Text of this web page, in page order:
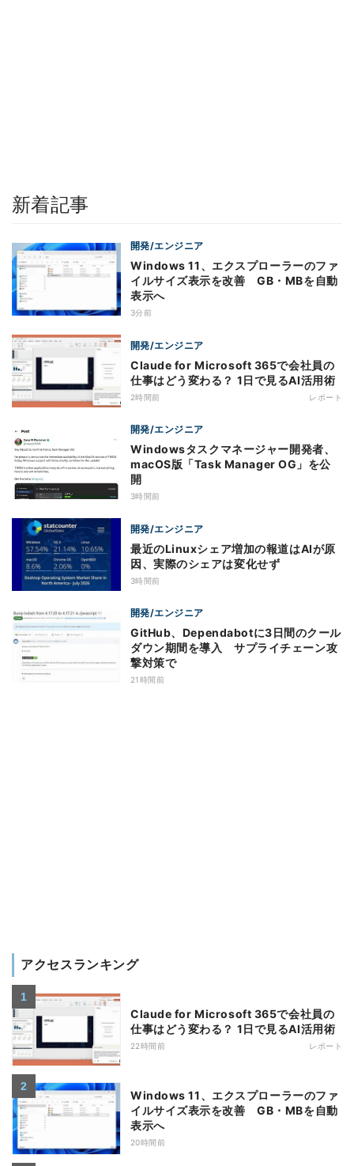
新着記事
開発/エンジニア
Windows 11、エクスプローラーのファ
イルサイズ表示を改善 GB・MBを自動
表示へ
3分前
開発/エンジニア
Claude for Microsoft 365で会社員の
仕事はどう変わる？ 1日で見るAI活用術
2時間前 レポート
開発/エンジニア
Windowsタスクマネージャー開発者、
macOS版「Task Manager OG」を公
開
3時間前
開発/エンジニア
最近のLinuxシェア増加の報道はAIが原
因、実際のシェアは変化せず
3時間前
開発/エンジニア
GitHub、Dependabotに3日間のクール
ダウン期間を導入 サプライチェーン攻
撃対策で
21時間前
アクセスランキング
Claude for Microsoft 365で会社員の
仕事はどう変わる？ 1日で見るAI活用術
22時間前 レポート
Windows 11、エクスプローラーのファ
イルサイズ表示を改善 GB・MBを自動
表示へ
20時間前